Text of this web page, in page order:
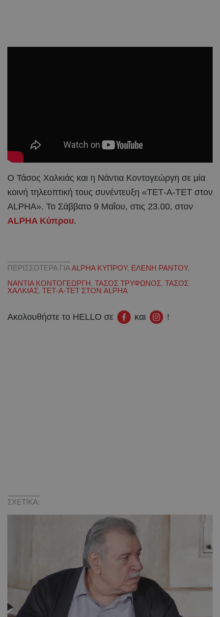
Ο Τάσος Χαλκιάς και η Νάντια Κοντογεώργη σε μία
κοινή τηλεοπτική τους συνέντευξη «ΤΕΤ-Α-ΤΕΤ στον
ALPHA». Το Σάββατο 9 Μαΐου, στις 23.00, στον
ALPHA Κύπρου.
ΠΕΡΙΣΣΟΤΕΡΑ ΓΙΑ ALPHA ΚΥΠΡΟΥ, ΕΛΕΝΗ ΡΑΝΤΟΥ,
ΝΑΝΤΙΑ ΚΟΝΤΟΓΕΩΡΓΗ, ΤΑΣΟΣ ΤΡΥΦΩΝΟΣ, ΤΑΣΟΣ
ΧΑΛΚΙΑΣ, ΤΕΤ-Α-ΤΕΤ ΣΤΟΝ ALPHA
Ακολουθήστε το HELLO σε και !
ΣΧΕΤΙΚΑ: